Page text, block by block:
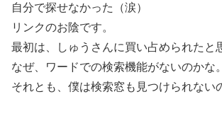
自分で探せなかった（涙）
リンクのお陰です。
最初は、しゅうさんに買い占められたと
なぜ、ワードでの検索機能がないのかな。
それとも、僕は検索窓も見つけられない